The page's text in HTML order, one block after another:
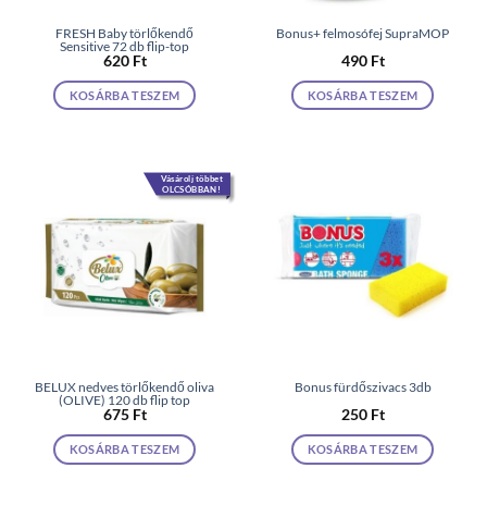
FRESH Baby törlőkendő
Sensitive 72 db flip-top
620 Ft
KOSÁRBA TESZEM
Bonus+ felmosófej SupraMOP
490 Ft
KOSÁRBA TESZEM
Vásárolj többet
OLCSÓBBAN!
BELUX nedves törlőkendő oliva
(OLIVE) 120 db flip top
675 Ft
KOSÁRBA TESZEM
Bonus fürdőszivacs 3db
250 Ft
KOSÁRBA TESZEM